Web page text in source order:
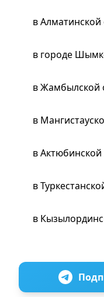
в Алматинской
в городе
в Жамбылской
в
в Актюбинской
в
в